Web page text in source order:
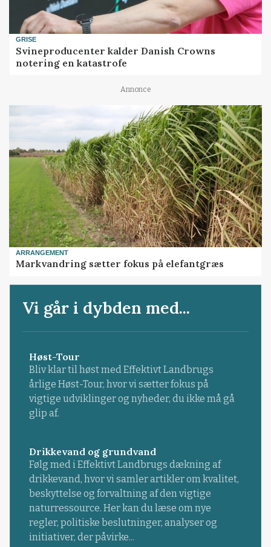
GRISE
Svineproducenter kalder Danish Crowns
notering en katastrofe
Annonce
ARRANGEMENT
Markvandring sætter fokus på elefantgræs
Vi går i dybden med...
Høst-Tour
Bliv klar til høst med Effektivt Landbrugs
årlige Høst-Tour, hvor vi sætter fokus på
vigtige udviklinger og nyheder, du ikke må gå
glip af.
Drikkevand og grundvand
Følg med i Effektivt Landbrugs dækning af
drikkevand, hvor vi samler artikler om kvalitet,
beskyttelse og forvaltning af den vigtige
naturressource. Her kan du læse om nye
regler, politiske beslutninger, analyser og
initiativer, der påvirke...